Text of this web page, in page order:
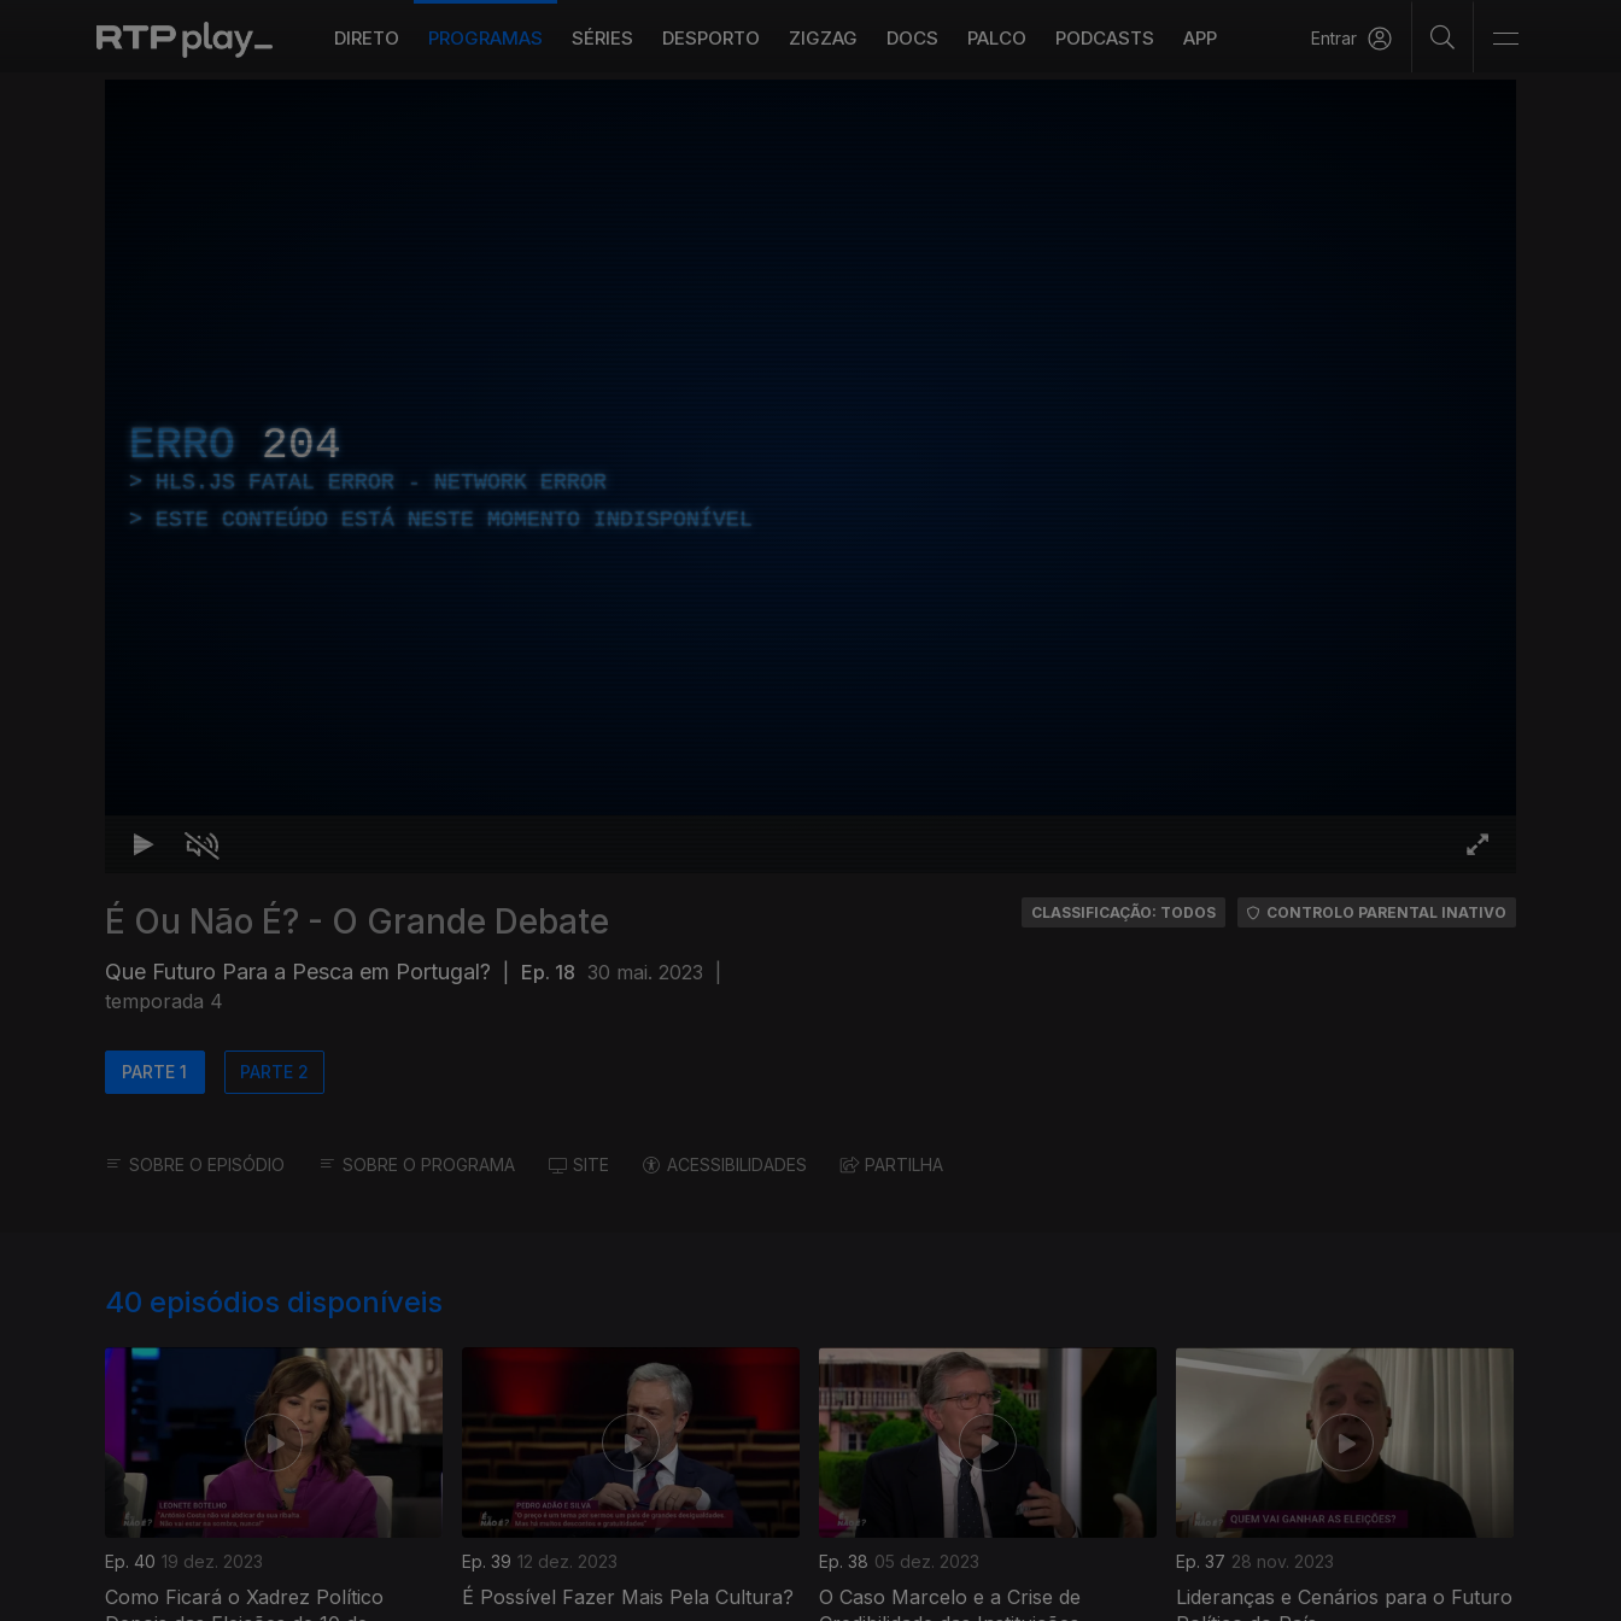
DIRETO PROGRAMAS SÉRIES DESPORTO ZIGZAG DOCS PALCO PODCASTS APP Entrar
ERRO 204
HLS.JS FATAL ERROR - NETWORK ERROR
ESTE CONTEÚDO ESTÁ NESTE MOMENTO INDISPONÍVEL
É Ou Não É? - O Grande Debate
Que Futuro Para a Pesca em Portugal? Ep. 18 30 mai. 2023
temporada 4
CLASSIFICAÇÃO: TODOS CONTROLO PARENTAL INATIVO
PARTE 1 PARTE 2
SOBRE O EPISÓDIO SOBRE O PROGRAMA SITE ACESSIBILIDADES PARTILHA
40 episódios disponíveis
Ep. 40 19 dez. 2023
Como Ficará o Xadrez Político
Ep. 39 12 dez. 2023
É Possível Fazer Mais Pela Cultura?
Ep. 38 05 dez. 2023
O Caso Marcelo e a Crise de
Ep. 37 28 nov. 2023
Lideranças e Cenários para o Futuro